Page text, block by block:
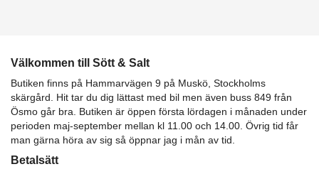
Välkommen till Sött & Salt
Butiken finns på Hammarvägen 9 på Muskö, Stockholms
skärgård. Hit tar du dig lättast med bil men även buss 849 från
Ösmo går bra. Butiken är öppen första lördagen i månaden under
perioden maj-september mellan kl 11.00 och 14.00. Övrig tid får
man gärna höra av sig så öppnar jag i mån av tid.
Betalsätt